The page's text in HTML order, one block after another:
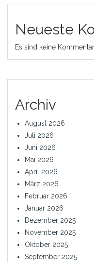
Neueste
Es sind keine
Archiv
August 2026
Juli 2026
Juni 2026
Mai 2026
April 2026
März 2026
Februar 2026
Januar 2026
Dezember 2025
November 2025
Oktober 2025
September 2025